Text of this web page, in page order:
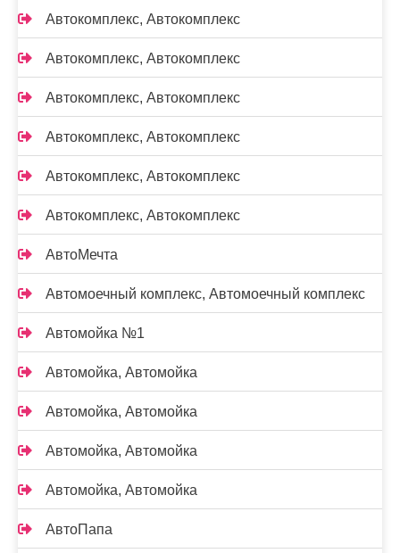
Автокомплекс, Автокомплекс
Автокомплекс, Автокомплекс
Автокомплекс, Автокомплекс
Автокомплекс, Автокомплекс
Автокомплекс, Автокомплекс
Автокомплекс, Автокомплекс
АвтоМечта
Автомоечный комплекс, Автомоечный комплекс
Автомойка №1
Автомойка, Автомойка
Автомойка, Автомойка
Автомойка, Автомойка
Автомойка, Автомойка
АвтоПапа